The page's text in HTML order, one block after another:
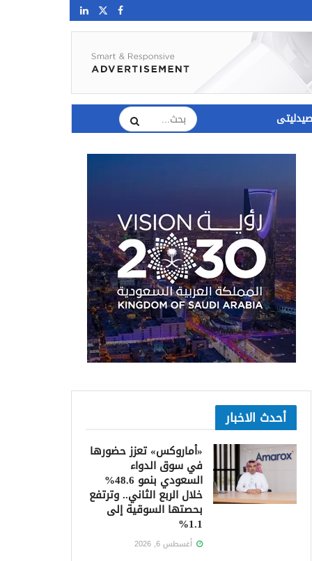
صيدليتى
أحدث الاخبار
«أماروكس» تعزز حضورها
في سوق الدواء
السعودي بنمو 48.6%
خلال الربع الثاني.. وترتفع
بحصتها السوقية إلى
1.1%
أغسطس 6, 2026